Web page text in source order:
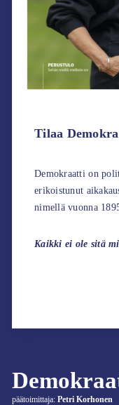
päätoimittaja: Petri Korhonen
Tilaa
Demokraatti on
erikoistunut
nimellä vuonna
Kaikki ei ole sitä